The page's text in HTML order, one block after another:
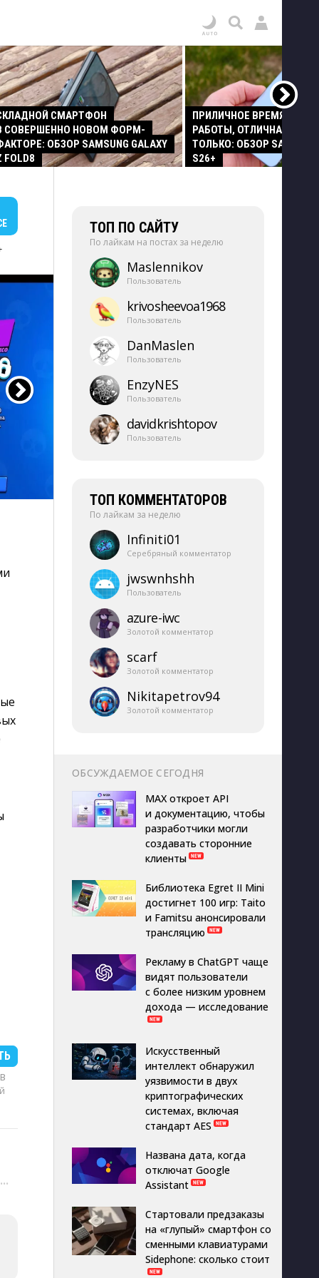
СМАРТФОН
СОВЕРШЕННО НОВОМ ФОРМ-
ОБЗОР SAMSUNG GALAXY
FOLD8
ПРИЛИЧНОЕ ВРЕМЯ
РАБОТЫ, ОТЛИЧНАЯ
ТОЛЬКО: ОБЗОР SAMSUNG
S26+
···
ТОП ПО САЙТУ
По лайкам на постах за неделю
Maslennikov
Пользователь
krivosheevoa1968
Пользователь
DanMaslen
Пользователь
EnzyNES
Пользователь
davidkrishtopov
Пользователь
ТОП КОММЕНТАТОРОВ
По лайкам за неделю
Infiniti01
Серебряный комментатор
jwswnhshh
Пользователь
azure-​iwc
Золотой комментатор
scarf
Золотой комментатор
Nikitapetrov94
Золотой комментатор
ОБСУЖДАЕМОЕ СЕГОДНЯ
MAX откроет API
и документацию, чтобы
разработчики могли
создавать сторонние
клиенты
Библиотека Egret II Mini
достигнет 100 игр: Taito
и Famitsu анонсировали
трансляцию
Рекламу в ChatGPT чаще
видят пользователи
с более низким уровнем
дохода — исследование
Искусственный
интеллект обнаружил
уязвимости в двух
криптографических
системах, включая
стандарт AES
Названа дата, когда
отключат Google
Assistant
Стартовали предзаказы
на «глупый» смартфон со
сменными клавиатурами
Sidephone: сколько стоит